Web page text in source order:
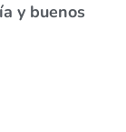
y buenos